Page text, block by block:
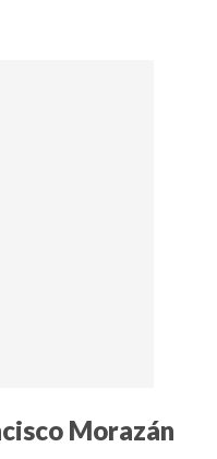
Morazán